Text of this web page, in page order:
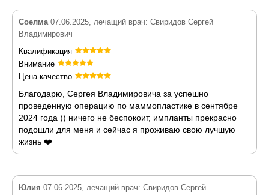
Соелма07.06.2025, лечащий врач: Свиридов Сергей
Владимирович
Квалификация
Внимание
Цена-качество
Благодарю, Сергея Владимировича за успешно
проведенную операцию по маммопластике в сентябре
2024 года )) ничего не беспокоит, импланты прекрасно
подошли для меня и сейчас я проживаю свою лучшую
жизнь ❤️
Юлия 07.06.2025, лечащий врач: Свиридов Сергей